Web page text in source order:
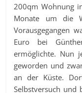
200qm Wohnung
Monate um die
Vorausgegangen
Euro bei
ermöglichte. Nun
geworden und
an der Küste.
Selbstversuch und